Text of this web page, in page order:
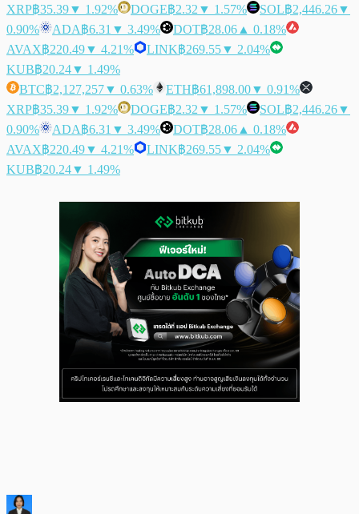
XRP฿35.39▼ 1.92% DOGE฿2.32 ▼ 1.57% SOL฿2,446.26▼
0.90%
ADA฿6.31 ▼ 3.49% DOT฿28.06 ▲ 0.18%
AVAX฿220.49▼ 4.21% LINK฿269.55▼ 2.04%
KUB฿20.24▼ 1.49%
BTC฿2,127,257▼ 0.63% ETH฿61,898.00▼ 0.91%
XRP฿35.39▼ 1.92% DOGE฿2.32 ▼ 1.57% SOL฿2,446.26▼
0.90%
ADA฿6.31 ▼ 3.49% DOT฿28.06 ▲ 0.18%
AVAX฿220.49▼ 4.21% LINK฿269.55▼ 2.04%
KUB฿20.24▼ 1.49%